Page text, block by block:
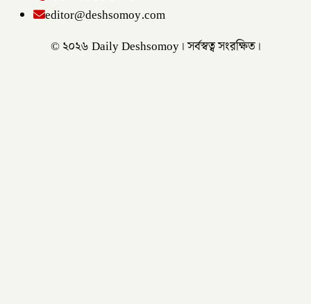
editor@deshsomoy.com
© ২০২৬ Daily Deshsomoy। সর্বস্বত্ব সংরক্ষিত।